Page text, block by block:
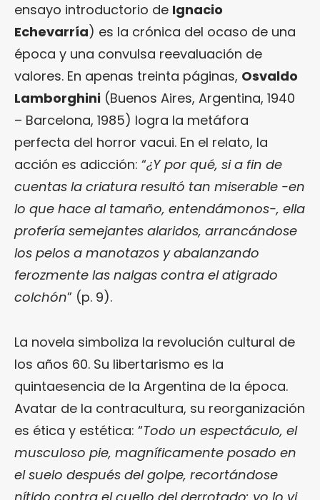
ensayo introductorio de Ignacio
Echevarría) es la crónica del ocaso de una
época y una convulsa reevaluación de
valores. En apenas treinta páginas, Osvaldo
Lamborghini (Buenos Aires, Argentina, 1940
– Barcelona, 1985) logra la metáfora
perfecta del horror vacui. En el relato, la
acción es adicción: “¿Y por qué, si a fin de
cuentas la criatura resultó tan miserable -en
lo que hace al tamaño, entendámonos-, ella
profería semejantes alaridos, arrancándose
los pelos a manotazos y abalanzando
ferozmente las nalgas contra el atigrado
colchón” (p. 9).
La novela simboliza la revolución cultural de
los años 60. Su libertarismo es la
quintaesencia de la Argentina de la época.
Avatar de la contracultura, su reorganización
es ética y estética: “Todo un espectáculo, el
musculoso pie, magníficamente posado en
el suelo después del golpe, recortándose